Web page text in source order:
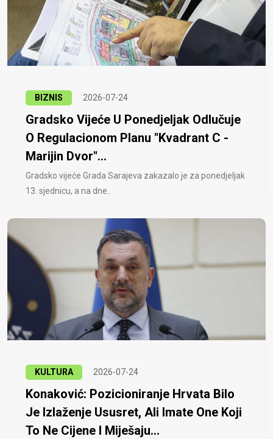
BIZNIS 2026-07-24
Gradsko Vijeće U Ponedjeljak Odlučuje
O Regulacionom Planu "Kvadrant C -
Marijin Dvor"...
Gradsko vijeće Grada Sarajeva zakazalo je za ponedjeljak
13. sjednicu, a na dne..
KULTURA 2026-07-24
Konaković: Pozicioniranje Hrvata Bilo
Je Izlaženje Ususret, Ali Imate One Koji
To Ne Cijene I Miješaju...